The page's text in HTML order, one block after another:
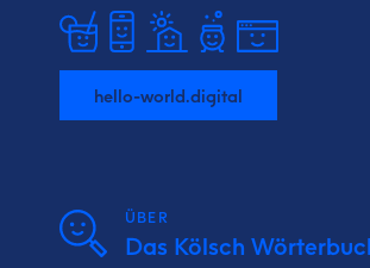
hello-world.digital
ÜBER
Das Kölsch